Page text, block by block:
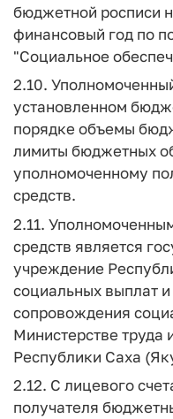
бюджетной росписи
финансовый год по
"Социальное
2.10.
установленном
порядке объемы
лимиты бюджетных
уполномоченному
средств.
2.11.
средств является
учреждение
социальных выплат
сопровождения
Министерстве труда
Республики Саха
2.12. С лицевого
получателя